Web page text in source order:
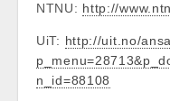
NTNU: http://
UiT: http://uit.no/
n_id=88108